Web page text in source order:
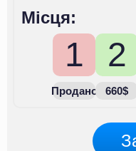
Місця:
1
Продано
2
660$